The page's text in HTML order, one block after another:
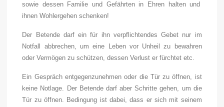
sowie dessen Familie und Gefährten in Ehren halten und
ihnen Wohlergehen schenken!
Der Betende darf ein für ihn verpflichtendes Gebet nur im
Notfall abbrechen, um eine Leben vor Unheil zu bewahren
oder Vermögen zu schützen, dessen Verlust er fürchtet etc.
Ein Gespräch entgegenzunehmen oder die Tür zu öffnen, ist
keine Notlage. Der Betende darf aber Schritte gehen, um die
Tür zu öffnen. Bedingung ist dabei, dass er sich mit seinem